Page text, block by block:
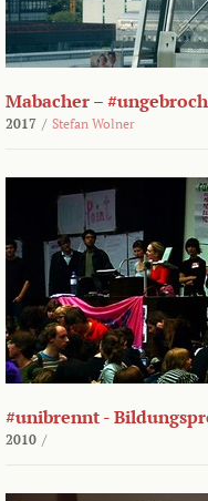
Mabacher –
2017 / Stefan Wolner
#unibrennt -
2010 /